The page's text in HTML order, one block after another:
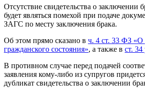
Отсутствие свидетельства о заключении
будет являться помехой при подаче
ЗАГС по месту заключения брака.
Об этом прямо сказано в ч. 4 ст. 33 ФЗ «О
гражданского состояния», а также в ст. 34
В противном случае перед подачей
заявления кому-либо из супругов
дубликат свидетельства о заключении